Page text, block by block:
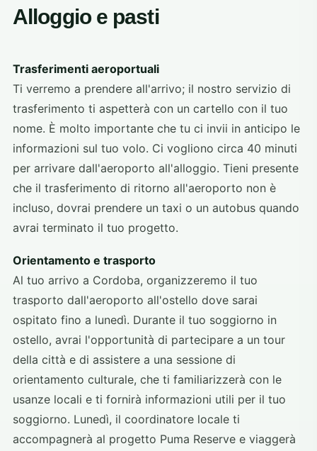
Alloggio e pasti
Trasferimenti aeroportuali
Ti verremo a prendere all'arrivo; il nostro servizio di
trasferimento ti aspetterà con un cartello con il tuo
nome. È molto importante che tu ci invii in anticipo le
informazioni sul tuo volo. Ci vogliono circa 40 minuti
per arrivare dall'aeroporto all'alloggio. Tieni presente
che il trasferimento di ritorno all'aeroporto non è
incluso, dovrai prendere un taxi o un autobus quando
avrai terminato il tuo progetto.
Orientamento e trasporto
Al tuo arrivo a Cordoba, organizzeremo il tuo
trasporto dall'aeroporto all'ostello dove sarai
ospitato fino a lunedì. Durante il tuo soggiorno in
ostello, avrai l'opportunità di partecipare a un tour
della città e di assistere a una sessione di
orientamento culturale, che ti familiarizzerà con le
usanze locali e ti fornirà informazioni utili per il tuo
soggiorno. Lunedì, il coordinatore locale ti
accompagnerà al progetto Puma Reserve e viaggerà